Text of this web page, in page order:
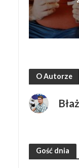
O Autorze
Gość dnia